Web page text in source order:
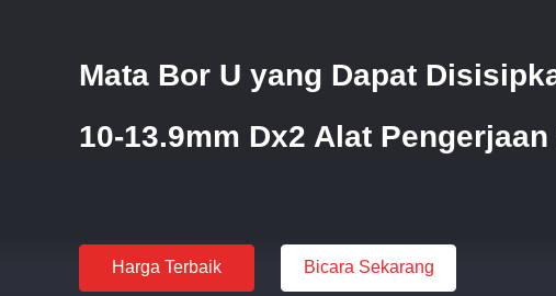
Mata Bor U yang Dapat
10-13.9mm Dx2 Alat
Harga Terbaik Bicara Sekarang